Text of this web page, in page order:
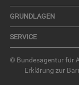
GRUND­LA­GEN
SER­VICE
© Bundesagentur für
Erklärung zur